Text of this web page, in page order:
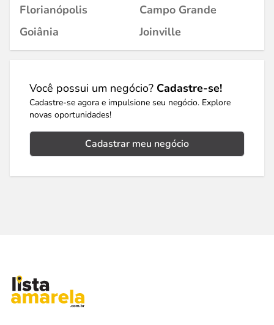
Florianópolis
Campo Grande
Goiânia
Joinville
Você possui um negócio? Cadastre-se!
Cadastre-se agora e impulsione seu negócio. Explore
novas oportunidades!
Cadastrar meu negócio